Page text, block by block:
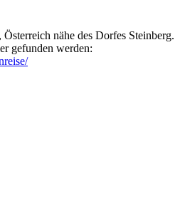
nähe des Dorfes Steinberg.
gefunden werden: